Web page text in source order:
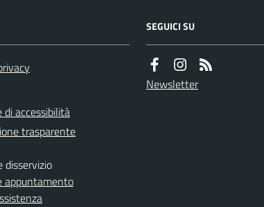
di accessibilità
trasparente
disservizio
appuntamento
SEGUICI SU
Newsletter